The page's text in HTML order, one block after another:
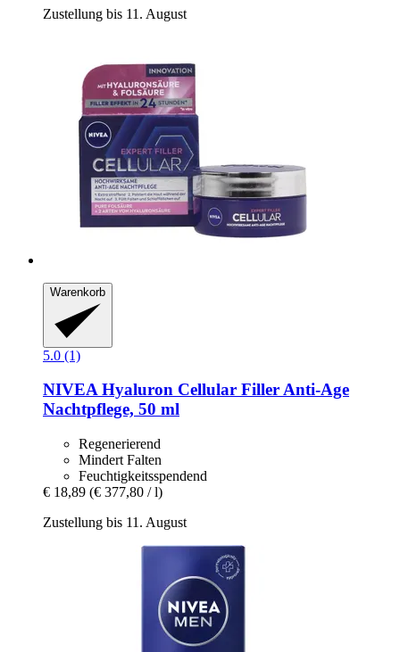
Zustellung bis 11. August
Warenkorb
5.0 (1)
NIVEAHyaluron Cellular Filler Anti-​Age
Nachtpflege, 50 ml
Regenerierend
Mindert Falten
Feuchtigkeitsspendend
€ 18,89 (€ 377,80 / l)
Zustellung bis 11. August